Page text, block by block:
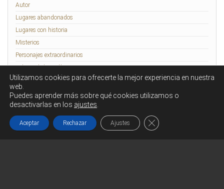
Autor
Lugares abandonados
Lugares con historia
Misterios
Personajes extraordinarios
Relatos de lo Insólito
Rennes-le-Château
Funciona gracias a WordPress | Tema: Head Blog
Utilizamos cookies para ofrecerte la mejor experiencia en nuestra
web.
Puedes aprender más sobre qué cookies utilizamos o
desactivarlas en los ajustes
Aceptar Rechazar Ajustes Cerrar el banner de